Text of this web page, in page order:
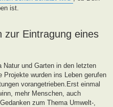
ist.
zur Eintragung eines
und Garten in den letzten
wurden ins Leben gerufen
vorangetrieben.Erst einmal
mehr Menschen, auch
zum Thema Umwelt-,